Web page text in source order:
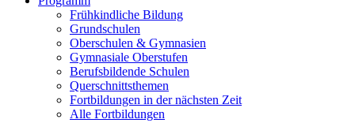
Frühkindliche Bildung
Grundschulen
Oberschulen & Gymnasien
Gymnasiale Oberstufen
Berufsbildende Schulen
Querschnittsthemen
Fortbildungen in der nächsten Zeit
Alle Fortbildungen